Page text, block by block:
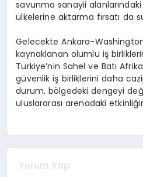
savunma sanayii
ülkelerine aktarma fırsatı da
Gelecekte Ankara-
kaynaklanan olumlu iş
Türkiye’nin Sahel ve Batı
güvenlik iş birliklerini daha
durum, bölgedeki dengeyi
uluslararası arenadaki
Yorum Yap